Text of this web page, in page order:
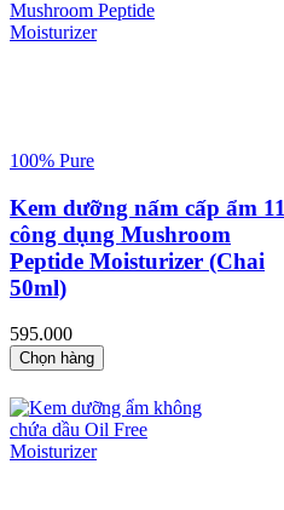
100% Pure
Kem dưỡng nấm cấp ẩm 11
công dụng Mushroom
Peptide Moisturizer (Chai
50ml)
595.000
Chọn hàng